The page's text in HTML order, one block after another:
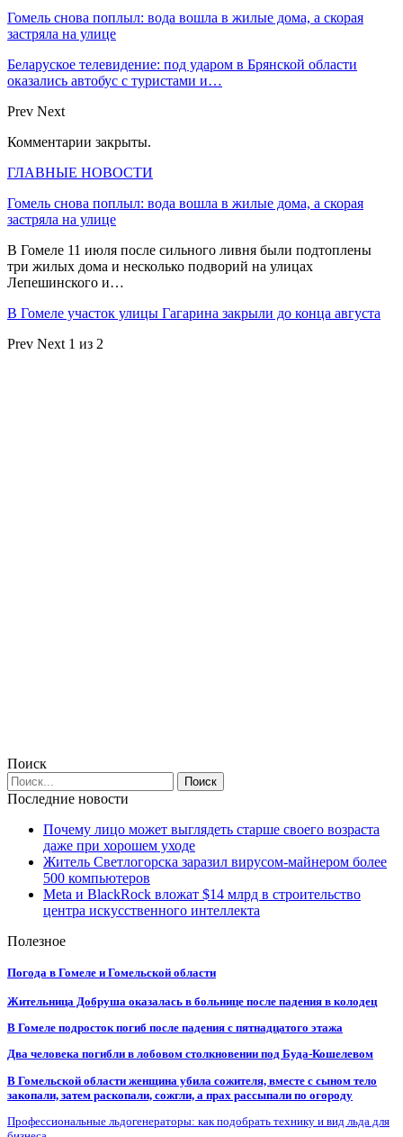
Гомель снова поплыл: вода вошла в жилые дома, а скорая
застряла на улице
Беларуское телевидение: под ударом в Брянской области
оказались автобус с туристами и…
Prev Next
Комментарии закрыты.
ГЛАВНЫЕ НОВОСТИ
Гомель снова поплыл: вода вошла в жилые дома, а скорая
застряла на улице
В Гомеле 11 июля после сильного ливня были подтоплены
три жилых дома и несколько подворий на улицах
Лепешинского и…
В Гомеле участок улицы Гагарина закрыли до конца августа
Prev Next 1 из 2
Поиск
Последние новости
Почему лицо может выглядеть старше своего возраста
даже при хорошем уходе
Житель Светлогорска заразил вирусом-майнером более
500 компьютеров
Meta и BlackRock вложат $14 млрд в строительство
центра искусственного интеллекта
Полезное
Погода в Гомеле и Гомельской области
Жительница Добруша оказалась в больнице после падения в колодец
В Гомеле подросток погиб после падения с пятнадцатого этажа
Два человека погибли в лобовом столкновении под Буда-Кошелевом
В Гомельской области женщина убила сожителя, вместе с сыном тело
закопали, затем раскопали, сожгли, а прах рассыпали по огороду
Профессиональные льдогенераторы: как подобрать технику и вид льда для